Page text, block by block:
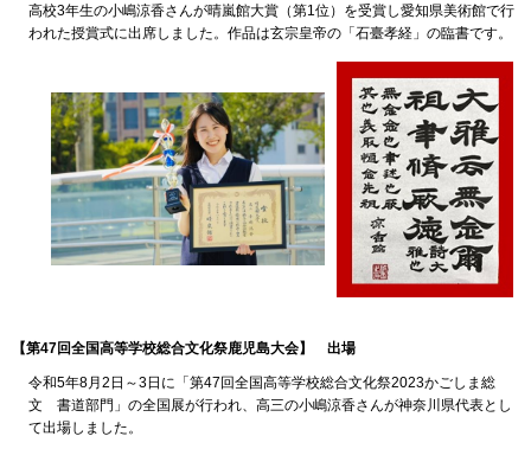
高校3年生の小嶋涼香さんが晴嵐館大賞（第1位）を受賞し愛知県美術館で行
われた授賞式に出席しました。作品は玄宗皇帝の「石臺孝経」の臨書です。
【第47回全国高等学校総合文化祭鹿児島大会】 出場
令和5年8月2日～3日に「第47回全国高等学校総合文化祭2023かごしま総
文 書道部門」の全国展が行われ、高三の小嶋涼香さんが神奈川県代表とし
て出場しました。